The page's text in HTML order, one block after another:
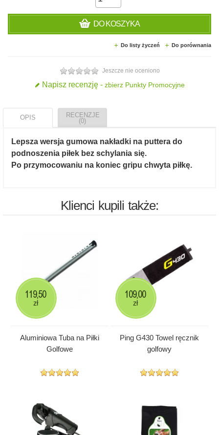
DO KOSZYKA
Do listy życzeń Do porównania
Jeszcze nie oceniono
Napisz recenzję - zbierz Punkty Promocyjne
OPIS
RECENZJE
(0)
Lepsza wersja gumowa nakładki na puttera do
podnoszenia piłek bez schylania się.
Po przymocowaniu na koniec gripu chwyta piłkę.
Klienci kupili także:
Aluminiowa Tuba na Piłki
Golfowe
119,50
zł
Ping G430 Towel ręcznik
golfowy
109,00
zł